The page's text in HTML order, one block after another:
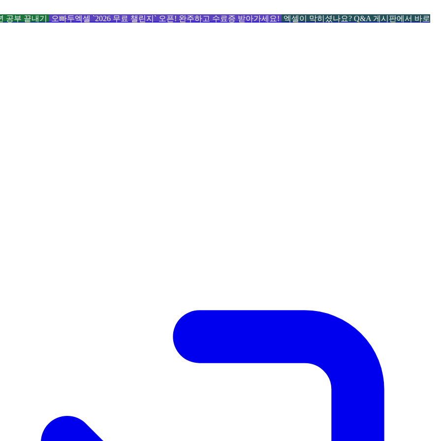
공부 끝내기 오빠두엑셀 `2026 무료 챌린지` 오픈! 완주하고 수료증 받아가세요! 엑셀이 막히셨나요? Q&A 게시판에서 바로